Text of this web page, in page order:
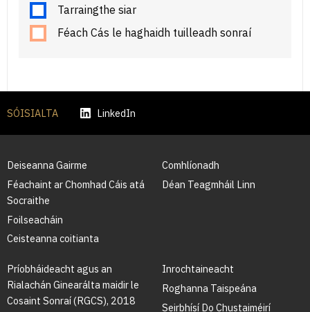
Tarraingthe siar
Féach Cás le haghaidh tuilleadh sonraí
SÓISIALTA LinkedIn
Deiseanna Gairme
Féachaint ar Chomhad Cáis atá
Socraithe
Foilseacháin
Ceisteanna coitianta
Comhlíonadh
Déan Teagmháil Linn
Príobháideacht agus an
Rialachán Ginearálta maidir le
Cosaint Sonraí (RGCS), 2018
Inrochtaineacht
Roghanna Taispeána
Seirbhísí Do Chustaiméirí